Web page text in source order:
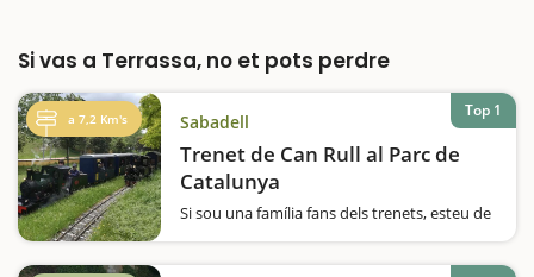
Si vas a Terrassa, no et pots perdre
a 7,2 Km's Sabadell
Trenet de Can Rull al Parc de
Catalunya
Si sou una família fans dels trenets, esteu de
Top 1